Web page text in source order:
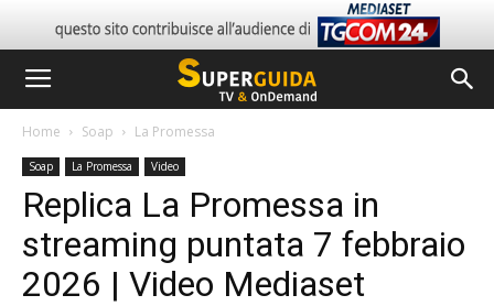
Home Soap La Promessa
Soap La Promessa Video
Replica La Promessa in
streaming puntata 7 febbraio
2026 | Video Mediaset